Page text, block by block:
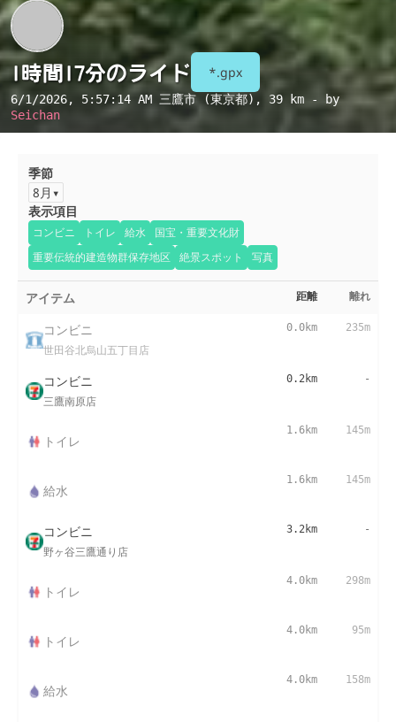
1時間17分のライド *.gpx
6/1/2026, 5:57:14 AM 三鷹市 (東京都) , 39 km - by
Seichan
季節
8月
表示項目
コンビニ トイレ 給水
国宝・重要文化財
重要伝統的建造物群保存地区
絶景スポット 写真
アイテム 距離 離れ
コンビニ
世田谷北烏山五丁目店
0.0km 235m
コンビニ
三鷹南原店
0.2km -
トイレ
1.6km 145m
給水
1.6km 145m
コンビニ
野ヶ谷三鷹通り店
3.2km -
トイレ
4.0km 298m
トイレ
4.0km 95m
給水
4.0km 158m